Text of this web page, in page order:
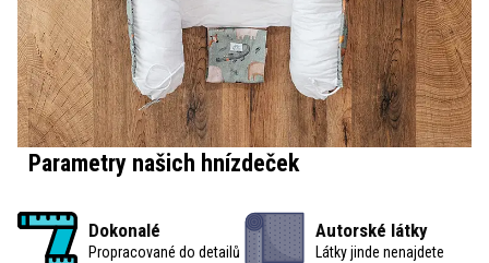
Parametry našich hnízdeček
Dokonalé
Propracované do detailů
Autorské látky
Látky jinde nenajdete